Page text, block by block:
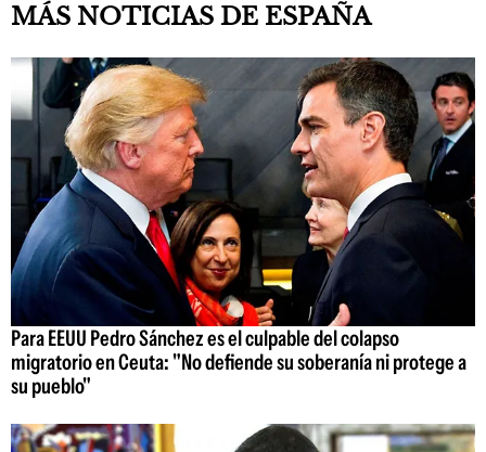
MÁS NOTICIAS DE ESPAÑA
Para EEUU Pedro Sánchez es el culpable del colapso
migratorio en Ceuta: "No defiende su soberanía ni protege a
su pueblo"